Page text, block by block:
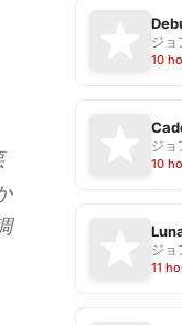
ジョ
10
ジョ
10
ジョ
11